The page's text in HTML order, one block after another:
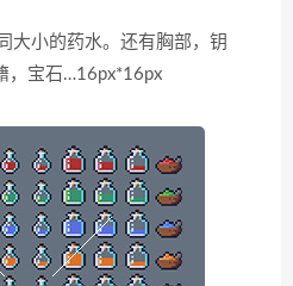
大小的药水。还有胸部，钥
，宝石…16px*16px